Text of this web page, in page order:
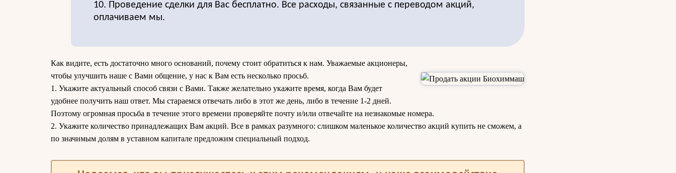
10. Проведение сделки для Вас бесплатно. Все расходы, связанные с переводом акций,
оплачиваем мы.
Как видите, есть достаточно много оснований, почему стоит обратиться к нам. Уважаемые акционеры,
чтобы улучшить наше с Вами общение, у нас к Вам есть несколько просьб.
1. Укажите актуальный способ связи с Вами. Также желательно укажите время, когда Вам будет
удобнее получить наш ответ. Мы стараемся отвечать либо в этот же день, либо в течение 1-2 дней.
Поэтому огромная просьба в течение этого времени проверяйте почту и/или отвечайте на незнакомые номера.
2. Укажите количество принадлежащих Вам акций. Все в рамках разумного: слишком маленькое количество акций купить не сможем, а
по значимым долям в уставном капитале предложим специальный подход.